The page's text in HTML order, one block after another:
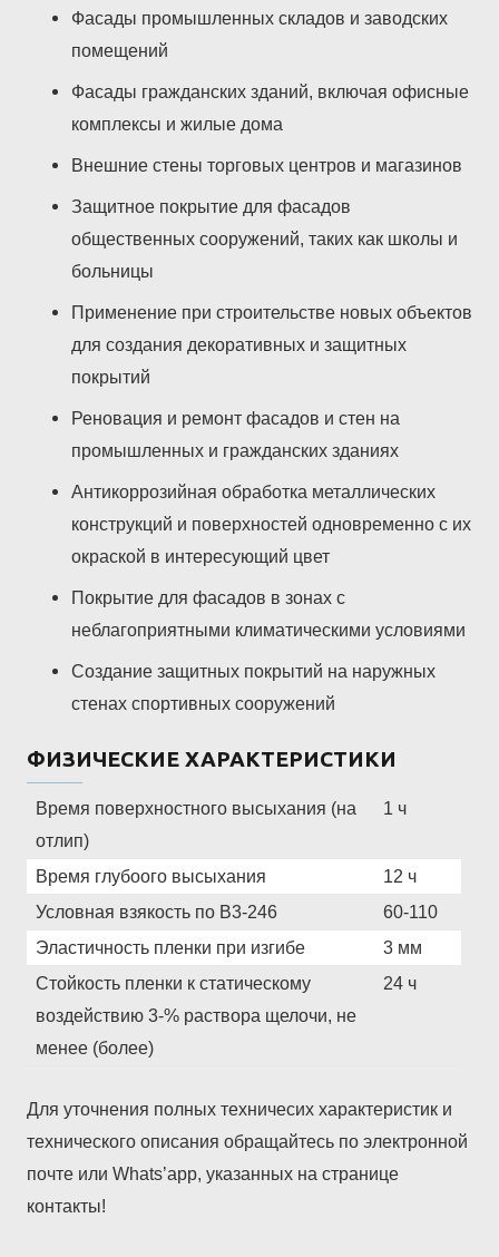
Фасады промышленных складов и заводских
помещений
Фасады гражданских зданий, включая офисные
комплексы и жилые дома
Внешние стены торговых центров и магазинов
Защитное покрытие для фасадов
общественных сооружений, таких как школы и
больницы
Применение при строительстве новых объектов
для создания декоративных и защитных
покрытий
Реновация и ремонт фасадов и стен на
промышленных и гражданских зданиях
Антикоррозийная обработка металлических
конструкций и поверхностей одновременно с их
окраской в интересующий цвет
Покрытие для фасадов в зонах с
неблагоприятными климатическими условиями
Создание защитных покрытий на наружных
стенах спортивных сооружений
ФИЗИЧЕСКИЕ ХАРАКТЕРИСТИКИ
Время поверхностного высыхания (на
отлип)
1 ч
Время глубоого высыхания
12 ч
Условная взякость по В3-246
60-110
Эластичность пленки при изгибе
3 мм
Стойкость пленки к статическому
воздействию 3-% раствора щелочи, не
менее (более)
24 ч
Для уточнения полных техничесих характеристик и
технического описания обращайтесь по электронной
почте или Whats’app, указанных на странице
контакты!